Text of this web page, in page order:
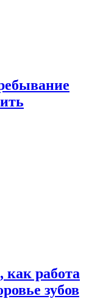
как работа
зубов